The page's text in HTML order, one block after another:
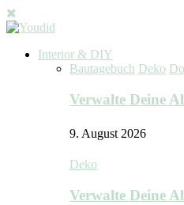
Interior & DIY
Bautagebuch Deko
Verwalte Deine
9. August 2026
Deko
Verwalte Deine